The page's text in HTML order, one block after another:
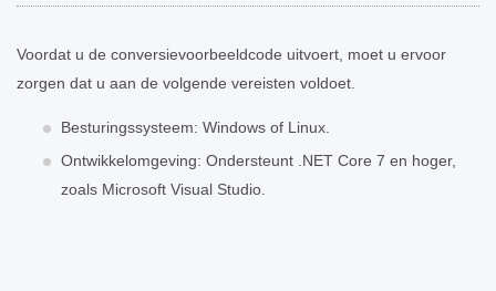
Voordat u de conversievoorbeeldcode uitvoert, moet u ervoor
zorgen dat u aan de volgende vereisten voldoet.
Besturingssysteem: Windows of Linux.
Ontwikkelomgeving: Ondersteunt .NET Core 7 en hoger,
zoals Microsoft Visual Studio.